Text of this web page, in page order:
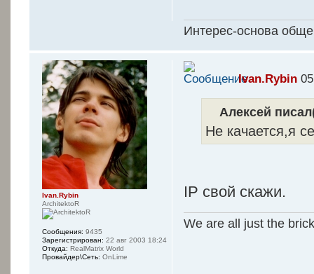
Интерес-основа
Ivan.Rybin
Алексей
Не качается,я
IP свой скажи.
We are all just the
Ivan.Rybin
ArchitektoR
Сообщения: 9435
Зарегистрирован: 22 авг 2003 18:24
Откуда: RealMatrix World
Провайдер\Сеть: OnLime